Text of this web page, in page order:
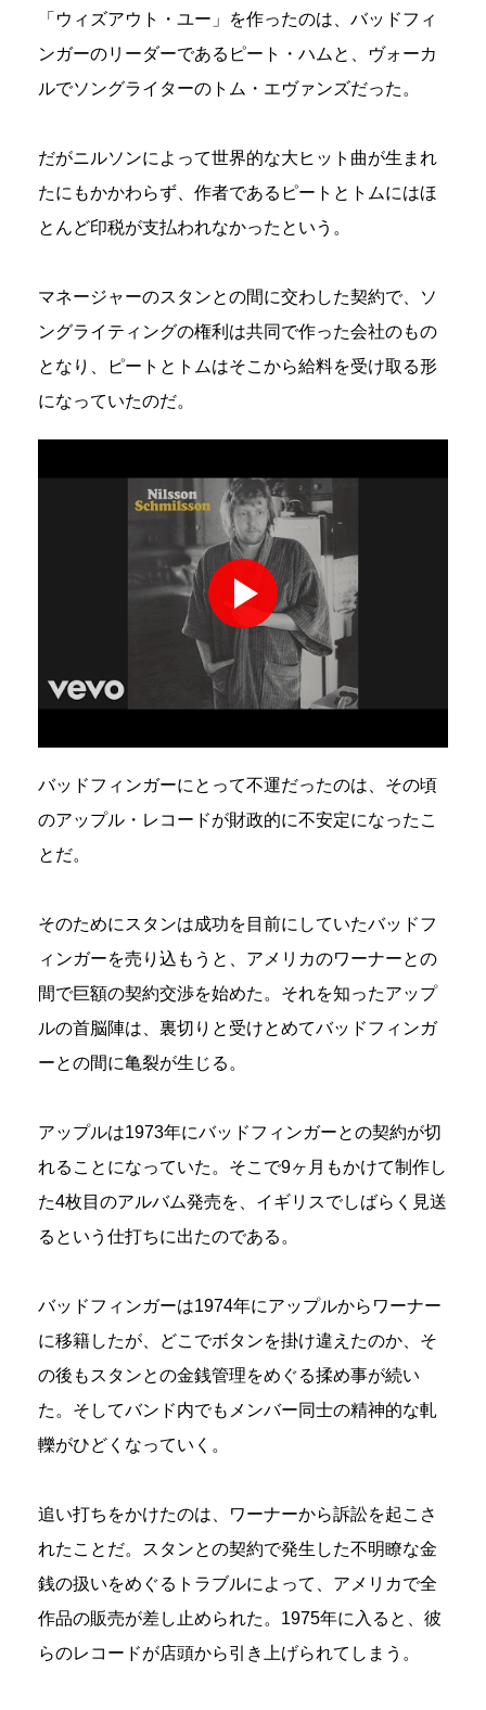
「ウィズアウト・ユー」を作ったのは、バッドフィ
ンガーのリーダーであるピート・ハムと、ヴォーカ
ルでソングライターのトム・エヴァンズだった。
だがニルソンによって世界的な大ヒット曲が生まれ
たにもかかわらず、作者であるピートとトムにはほ
とんど印税が支払われなかったという。
マネージャーのスタンとの間に交わした契約で、ソ
ングライティングの権利は共同で作った会社のもの
となり、ピートとトムはそこから給料を受け取る形
になっていたのだ。
バッドフィンガーにとって不運だったのは、その頃
のアップル・レコードが財政的に不安定になったこ
とだ。
そのためにスタンは成功を目前にしていたバッドフ
ィンガーを売り込もうと、アメリカのワーナーとの
間で巨額の契約交渉を始めた。それを知ったアップ
ルの首脳陣は、裏切りと受けとめてバッドフィンガ
ーとの間に亀裂が生じる。
アップルは1973年にバッドフィンガーとの契約が切
れることになっていた。そこで9ヶ月もかけて制作し
た4枚目のアルバム発売を、イギリスでしばらく見送
るという仕打ちに出たのである。
バッドフィンガーは1974年にアップルからワーナー
に移籍したが、どこでボタンを掛け違えたのか、そ
の後もスタンとの金銭管理をめぐる揉め事が続い
た。そしてバンド内でもメンバー同士の精神的な軋
轢がひどくなっていく。
追い打ちをかけたのは、ワーナーから訴訟を起こさ
れたことだ。スタンとの契約で発生した不明瞭な金
銭の扱いをめぐるトラブルによって、アメリカで全
作品の販売が差し止められた。1975年に入ると、彼
らのレコードが店頭から引き上げられてしまう。